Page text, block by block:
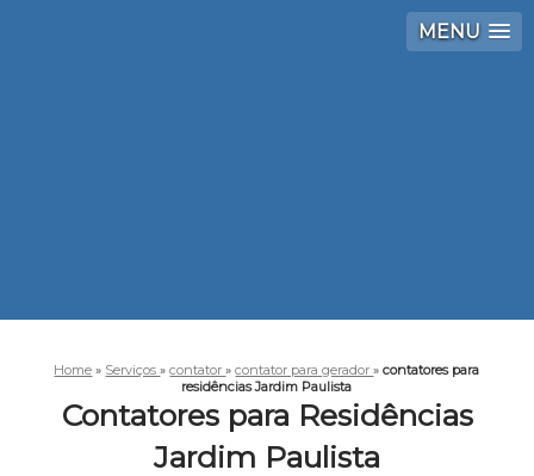
MENU
Home » Serviços»contator»contator para gerador»contatores para
residências Jardim Paulista
Contatores para Residências
Jardim Paulista